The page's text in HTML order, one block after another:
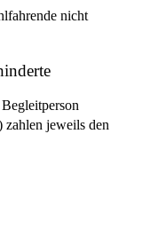
nicht
jeweils den